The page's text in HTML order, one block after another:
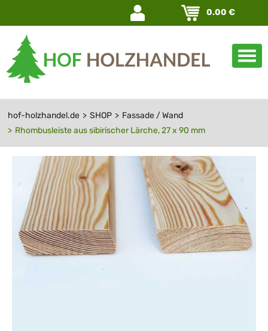
Navigation
überspringen
0.00 €
hof-holzhandel.de SHOP
Fassade / Wand
Rhombusleiste aus sibirischer Lärche, 27 x 90 mm